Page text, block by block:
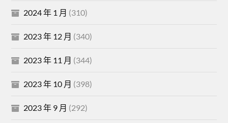
2024 年 1 月 (310)
2023 年 12 月 (340)
2023 年 11 月 (344)
2023 年 10 月 (398)
2023 年 9 月 (292)